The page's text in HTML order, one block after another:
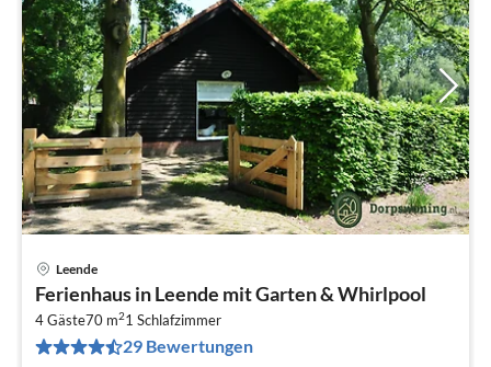
Leende
Ferienhaus in Leende mit Garten & Whirlpool
4 Gäste70 m21 Schlafzimmer
29 Bewertungen